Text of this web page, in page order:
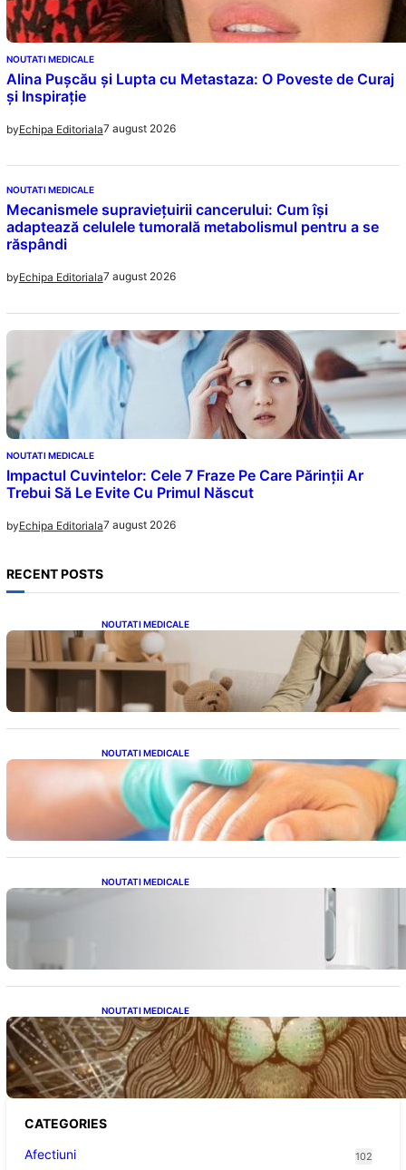
NOUTATI MEDICALE
Alina Pușcău și Lupta cu Metastaza: O Poveste de Curaj
și Inspirație
byEchipa Editoriala7 august 2026
NOUTATI MEDICALE
Mecanismele supraviețuirii cancerului: Cum își
adaptează celulele tumorală metabolismul pentru a se
răspândi
byEchipa Editoriala7 august 2026
NOUTATI MEDICALE
Impactul Cuvintelor: Cele 7 Fraze Pe Care Părinții Ar
Trebui Să Le Evite Cu Primul Născut
byEchipa Editoriala7 august 2026
RECENT POSTS
NOUTATI MEDICALE
Compararea pompelor de sân electrice și
manuale: Alegerea ideală pentru mamele
moderne
NOUTATI MEDICALE
Ghid complet pentru operația gratuită a
mâinii în sistemul public de sănătate: pași,
avantaje și recuperare
NOUTATI MEDICALE
Siguranța Detectorilor de Mișcare: Ce
Trebuie Să Știi Despre Tehnologia de
NOUTATI MEDICALE
Energia Portalului 8:8:8: O Fereastră
Cosmică pentru Transformări în Viața Ta
CATEGORIES
Afectiuni
102